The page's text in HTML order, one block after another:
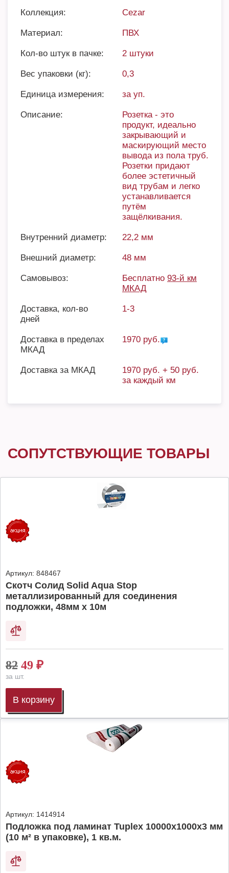
Коллекция: Cezar
Материал: ПВХ
Кол-во штук в пачке: 2 штуки
Вес упаковки (кг): 0,3
Единица измерения: за уп.
Описание:
Розетка - это
продукт, идеально
закрывающий и
маскирующий место
вывода из пола труб.
Розетки придают
более эстетичный
вид трубам и легко
устанавливается
путём
защёлкивания.
Внутренний диаметр: 22,2 мм
Внешний диаметр: 48 мм
Самовывоз: Бесплатно 93-й км
МКАД
Доставка, кол-во
дней
1-3
Доставка в пределах
МКАД
1970 руб.
Доставка за МКАД
1970 руб. + 50 руб.
за каждый км
СОПУТСТВУЮЩИЕ ТОВАРЫ
Артикул: 848467
Скотч Солид Solid Aqua Stop
металлизированный для соединения
подложки, 48мм х 10м
82 49 ₽
за шт.
В корзину
Артикул: 1414914
Подложка под ламинат Tuplex 10000x1000x3 мм
(10 м² в упаковке), 1 кв.м.